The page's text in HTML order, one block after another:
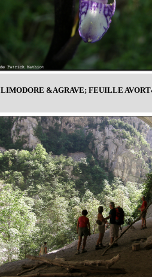
LIMODORE &AGRAVE; FEUILLE